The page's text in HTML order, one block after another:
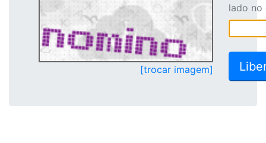
[trocar imagem]
lado no